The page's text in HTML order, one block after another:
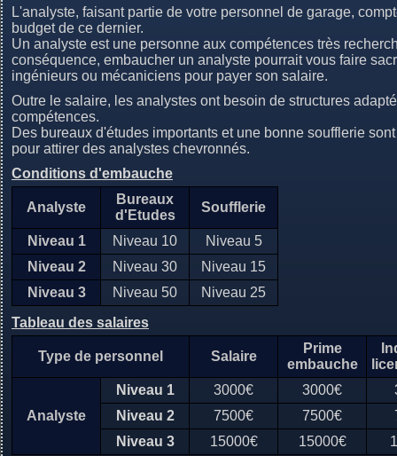
L'analyste, faisant partie de votre personnel de garage,
budget de ce dernier.
Un analyste est une personne aux compétences très
conséquence, embaucher un analyste pourrait vous faire
ingénieurs ou mécaniciens pour payer son salaire.
Outre le salaire, les analystes ont besoin de structures
compétences.
Des bureaux d'études importants et une bonne soufflerie
pour attirer des analystes chevronnés.
Conditions d'embauche
Analyste
Bureaux
d'Etudes
Soufflerie
Niveau 1 Niveau 10
Niveau 5
Niveau 2
Niveau 30
Niveau 15
Niveau 3
Niveau 50
Niveau 25
Tableau des salaires
Type de personnel Salaire
Prime
embauche
Analyste
Niveau 1 3000€ 3000€
Niveau 2
7500€ 7500€
Niveau 3
15000€ 15000€